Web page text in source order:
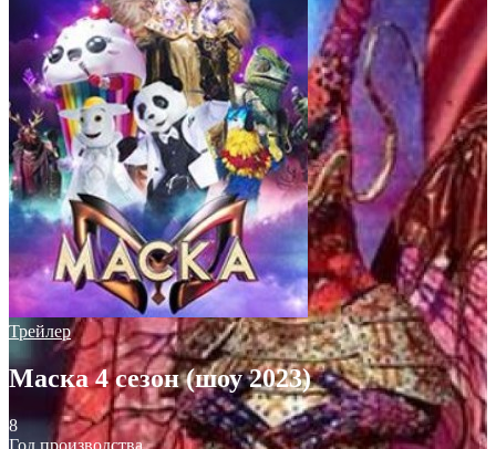
Трейлер
Маска 4 сезон (шоу 2023)
8
Год производства